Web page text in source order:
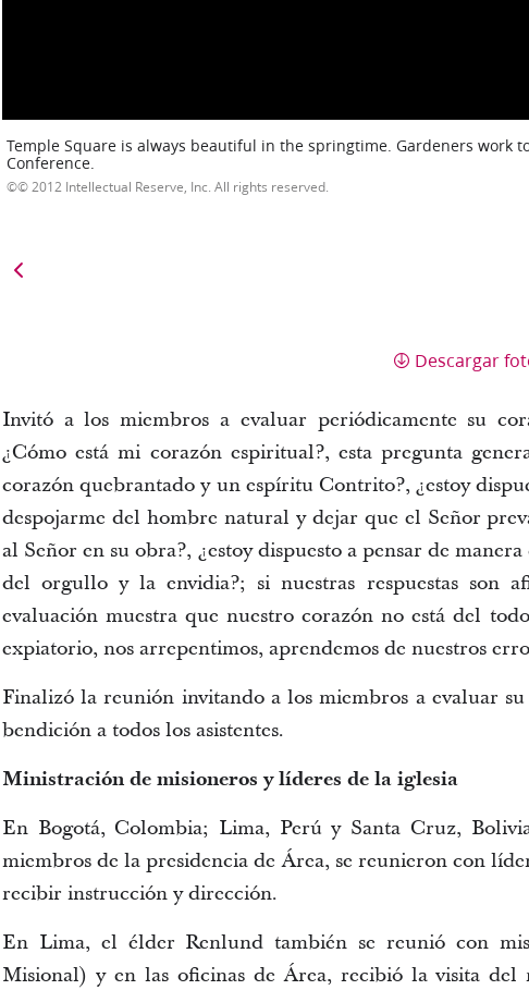
Temple Square is always beautiful in the springtime. Gardeners work
Conference.
© 2012 Intellectual Reserve, Inc. All rights reserved.
Descargar
Invitó a los miembros a evaluar periódicamente su
¿Cómo está mi corazón espiritual?, esta pregunta
corazón quebrantado y un espíritu Contrito?, ¿estoy
despojarme del hombre natural y dejar que el Señor
al Señor en su obra?, ¿estoy dispuesto a pensar de
del orgullo y la envidia?; si nuestras respuestas son
evaluación muestra que nuestro corazón no está del
expiatorio, nos arrepentimos, aprendemos de nuestros
Finalizó la reunión invitando a los miembros a evaluar
bendición a todos los asistentes.
Ministración de misioneros y líderes de la iglesia
En Bogotá, Colombia; Lima, Perú y Santa Cruz,
miembros de la presidencia de Área, se reunieron con
recibir instrucción y dirección.
En Lima, el élder Renlund también se reunió con
Misional) y en las oficinas de Área, recibió la visita